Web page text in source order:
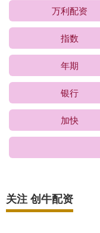
万利配资
指数
年期
银行
加快
关注 创牛配资